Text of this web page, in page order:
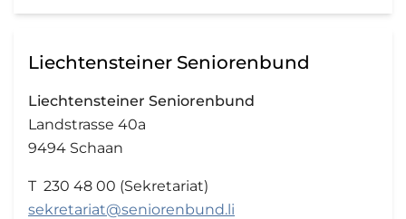
Liechtensteiner Seniorenbund
Liechtensteiner Seniorenbund
Landstrasse 40a
9494 Schaan
T 230 48 00 (Sekretariat)
sekretariat@seniorenbund.li